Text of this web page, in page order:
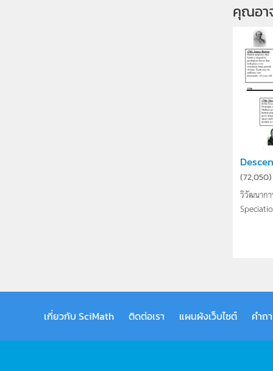
คุณอา
(72,050)
วิวัฒนาก
เกี่ยวกับ SciMath ติดต่อเรา แผนผังเว็บไซต์ คำถ